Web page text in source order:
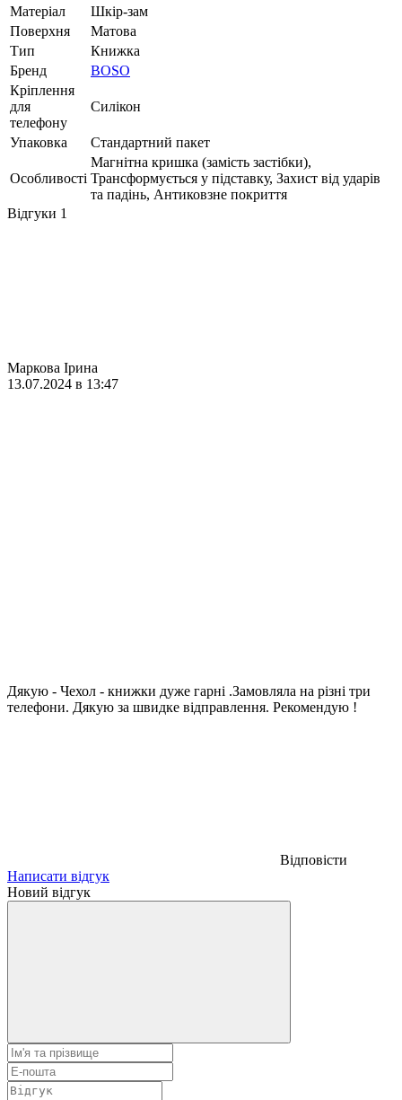
Матеріал
Шкір-зам
Поверхня
Матова
Тип
Книжка
Бренд
BOSO
Кріплення
для
телефону
Силікон
Упаковка Стандартний пакет
Особливості
Магнітна кришка (замість застібки),
Трансформується у підставку, Захист від ударів
та падінь, Антиковзне покриття
Відгуки 1
Маркова Ірина
13.07.2024 в 13:47
Дякую - Чехол - книжки дуже гарні .Замовляла на різні три
телефони. Дякую за швидке відправлення. Рекомендую !
Відповісти
Написати відгук
Новий відгук